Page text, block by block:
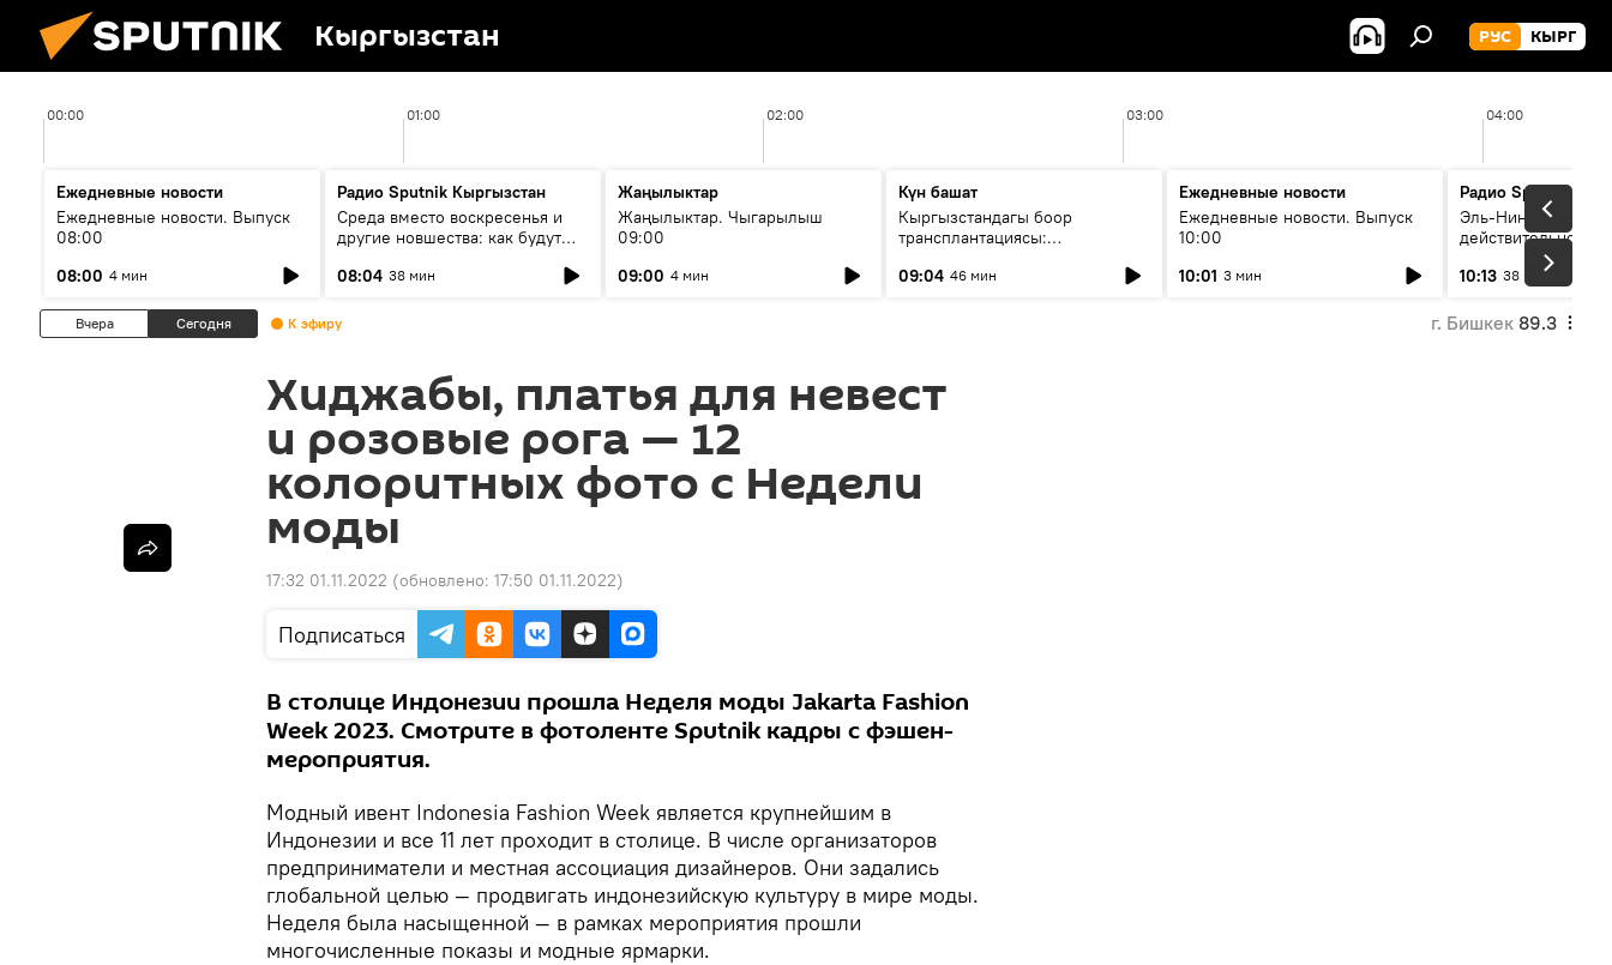
Кыргызстан РУС КЫРГ
00:00 01:00 02:00 03:00 04:00
Ежедневные новости
Ежедневные новости. Выпуск
08:00
08:00 4 мин
Радио Sputnik Кыргызстан
Среда вместо воскресенья и
другие новшества: как будут
08:04 38 мин
Жаңылыктар
Жаңылыктар. Чыгарылыш
09:00
09:00 4 мин
Күн башат
Кыргызстандагы боор
трансплантациясы:
келечеги
09:04 46 мин
Ежедневные новости
Ежедневные новости. Выпуск
10:00
10:01 3 мин
Радио Sputnik
Эль-Ниньо, жара и
действительно
погоду в
10:13 38 мин
Вчера Сегодня К эфиру г. Бишкек 89.3
Хиджабы, платья для невест
и розовые рога — 12
колоритных фото с Недели
моды
17:32 01.11.2022 (обновлено: 17:50 01.11.2022)
Подписаться
В столице Индонезии прошла Неделя моды Jakarta Fashion
Week 2023. Смотрите в фотоленте Sputnik кадры с фэшен-
мероприятия.
Модный ивент Indonesia Fashion Week является крупнейшим в
Индонезии и все 11 лет проходит в столице. В числе организаторов
предприниматели и местная ассоциация дизайнеров. Они задались
глобальной целью — продвигать индонезийскую культуру в мире моды.
Неделя была насыщенной — в рамках мероприятия прошли
многочисленные показы и модные ярмарки.